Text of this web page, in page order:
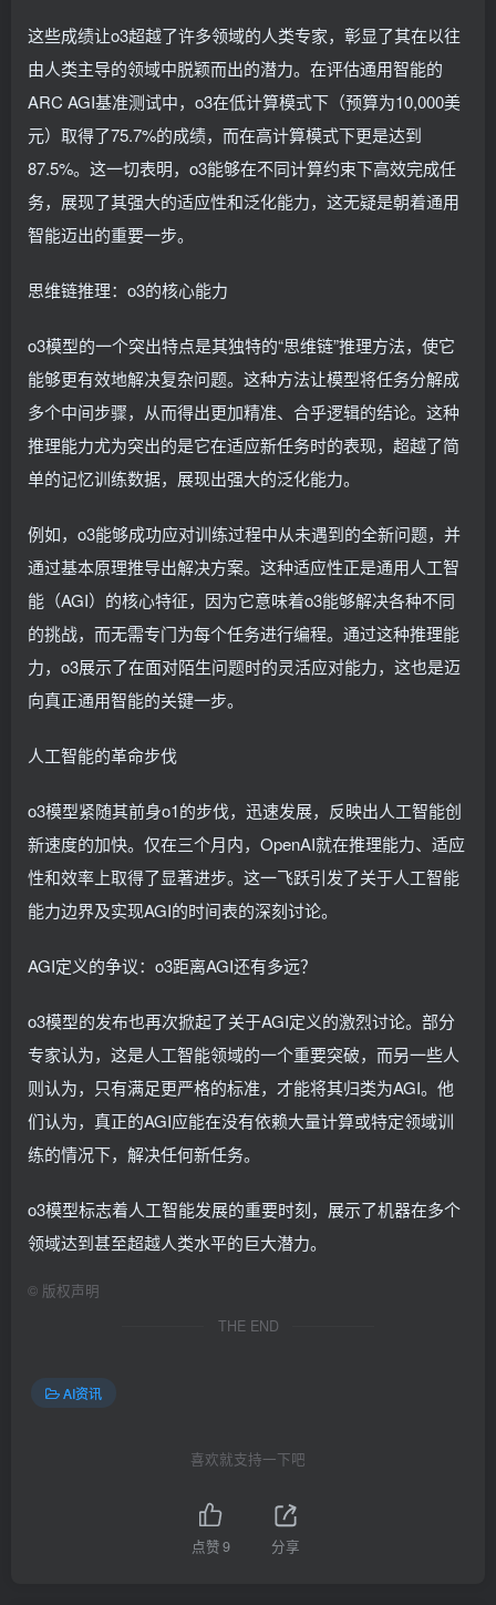
这些成绩让o3超越了许多领域的人类专家，彰显了其在以往
由人类主导的领域中脱颖而出的潜力。在评估通用智能的
ARC AGI基准测试中，o3在低计算模式下（预算为10,000美
元）取得了75.7%的成绩，而在高计算模式下更是达到
87.5%。这一切表明，o3能够在不同计算约束下高效完成任
务，展现了其强大的适应性和泛化能力，这无疑是朝着通用
智能迈出的重要一步。
思维链推理：o3的核心能力
o3模型的一个突出特点是其独特的“思维链”推理方法，使它
能够更有效地解决复杂问题。这种方法让模型将任务分解成
多个中间步骤，从而得出更加精准、合乎逻辑的结论。这种
推理能力尤为突出的是它在适应新任务时的表现，超越了简
单的记忆训练数据，展现出强大的泛化能力。
例如，o3能够成功应对训练过程中从未遇到的全新问题，并
通过基本原理推导出解决方案。这种适应性正是通用人工智
能（AGI）的核心特征，因为它意味着o3能够解决各种不同
的挑战，而无需专门为每个任务进行编程。通过这种推理能
力，o3展示了在面对陌生问题时的灵活应对能力，这也是迈
向真正通用智能的关键一步。
人工智能的革命步伐
o3模型紧随其前身o1的步伐，迅速发展，反映出人工智能创
新速度的加快。仅在三个月内，OpenAI就在推理能力、适应
性和效率上取得了显著进步。这一飞跃引发了关于人工智能
能力边界及实现AGI的时间表的深刻讨论。
AGI定义的争议：o3距离AGI还有多远？
o3模型的发布也再次掀起了关于AGI定义的激烈讨论。部分
专家认为，这是人工智能领域的一个重要突破，而另一些人
则认为，只有满足更严格的标准，才能将其归类为AGI。他
们认为，真正的AGI应能在没有依赖大量计算或特定领域训
练的情况下，解决任何新任务。
o3模型标志着人工智能发展的重要时刻，展示了机器在多个
领域达到甚至超越人类水平的巨大潜力。
© 版权声明
THE END
AI资讯
喜欢就支持一下吧
点赞9 分享